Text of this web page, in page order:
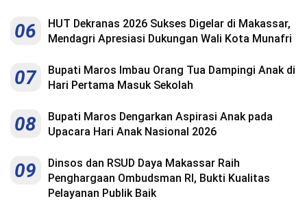
06
HUT Dekranas 2026 Sukses Digelar di Makassar,
Mendagri Apresiasi Dukungan Wali Kota Munafri
07
Bupati Maros Imbau Orang Tua Dampingi Anak di
Hari Pertama Masuk Sekolah
08
Bupati Maros Dengarkan Aspirasi Anak pada
Upacara Hari Anak Nasional 2026
09
Dinsos dan RSUD Daya Makassar Raih
Penghargaan Ombudsman RI, Bukti Kualitas
Pelayanan Publik Baik